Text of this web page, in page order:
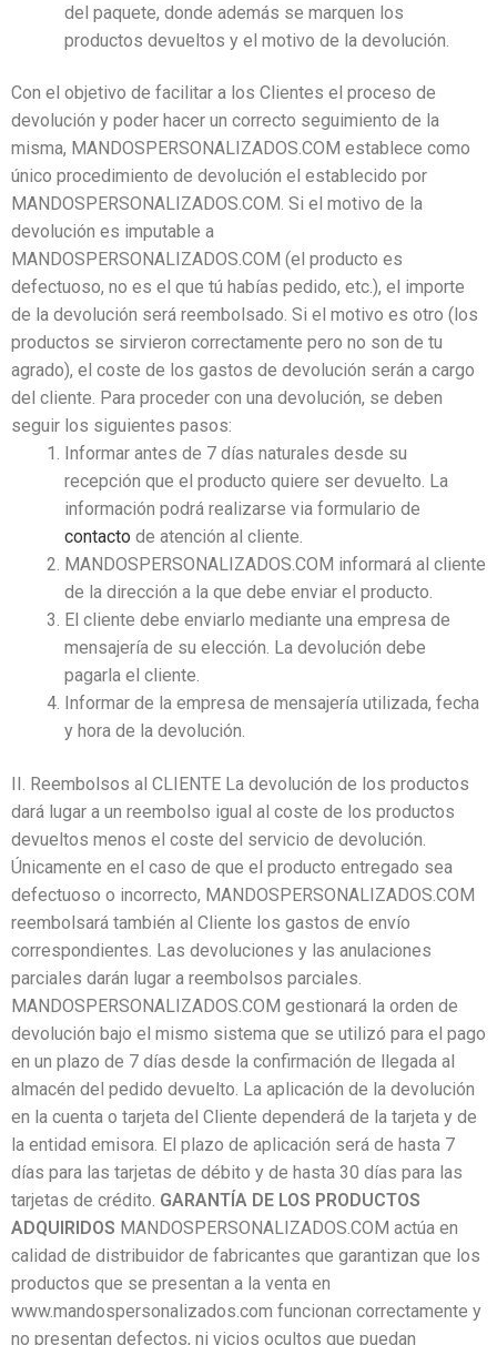
del paquete, donde además se marquen los
productos devueltos y el motivo de la devolución.
Con el objetivo de facilitar a los Clientes el proceso de
devolución y poder hacer un correcto seguimiento de la
misma, MANDOSPERSONALIZADOS.COM establece como
único procedimiento de devolución el establecido por
MANDOSPERSONALIZADOS.COM. Si el motivo de la
devolución es imputable a
MANDOSPERSONALIZADOS.COM (el producto es
defectuoso, no es el que tú habías pedido, etc.), el importe
de la devolución será reembolsado. Si el motivo es otro (los
productos se sirvieron correctamente pero no son de tu
agrado), el coste de los gastos de devolución serán a cargo
del cliente. Para proceder con una devolución, se deben
seguir los siguientes pasos:
Informar antes de 7 días naturales desde su
recepción que el producto quiere ser devuelto. La
información podrá realizarse via formulario de
contacto de atención al cliente.
MANDOSPERSONALIZADOS.COM informará al cliente
de la dirección a la que debe enviar el producto.
El cliente debe enviarlo mediante una empresa de
mensajería de su elección. La devolución debe
pagarla el cliente.
Informar de la empresa de mensajería utilizada, fecha
y hora de la devolución.
II. Reembolsos al CLIENTE La devolución de los productos
dará lugar a un reembolso igual al coste de los productos
devueltos menos el coste del servicio de devolución.
Únicamente en el caso de que el producto entregado sea
defectuoso o incorrecto, MANDOSPERSONALIZADOS.COM
reembolsará también al Cliente los gastos de envío
correspondientes. Las devoluciones y las anulaciones
parciales darán lugar a reembolsos parciales.
MANDOSPERSONALIZADOS.COM gestionará la orden de
devolución bajo el mismo sistema que se utilizó para el pago
en un plazo de 7 días desde la confirmación de llegada al
almacén del pedido devuelto. La aplicación de la devolución
en la cuenta o tarjeta del Cliente dependerá de la tarjeta y de
la entidad emisora. El plazo de aplicación será de hasta 7
días para las tarjetas de débito y de hasta 30 días para las
tarjetas de crédito. GARANTÍA DE LOS PRODUCTOS
ADQUIRIDOS MANDOSPERSONALIZADOS.COM actúa en
calidad de distribuidor de fabricantes que garantizan que los
productos que se presentan a la venta en
www.mandospersonalizados.com funcionan correctamente y
no presentan defectos, ni vicios ocultos que puedan